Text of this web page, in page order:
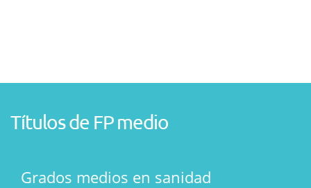
Títulos de FP medio
Grados medios en sanidad